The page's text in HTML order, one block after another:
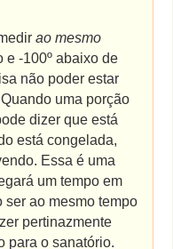
ao mesmo
e -100º abaixo de
não poder estar
uma porção
dizer que está
está congelada,
Essa é uma
um tempo em
ser ao mesmo tempo
pertinazmente
para o sanatório.